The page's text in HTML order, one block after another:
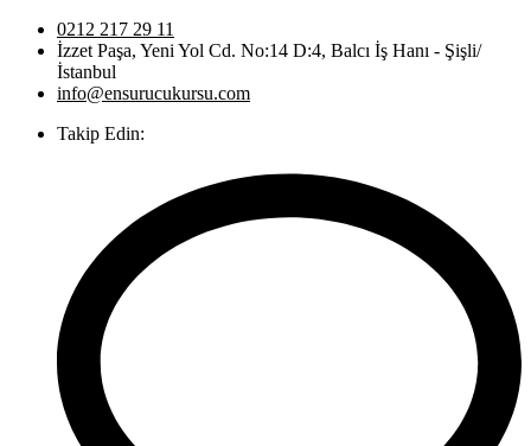
0212 217 29 11
İzzet Paşa, Yeni Yol Cd. No:14 D:4, Balcı İş Hanı - Şişli/
İstanbul
info@ensurucukursu.com
Takip Edin: